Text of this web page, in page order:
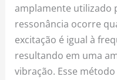
amplamente utilizado
ressonância ocorre
excitação é igual à
resultando em uma
vibração. Esse